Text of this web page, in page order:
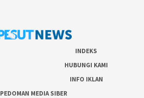
INDEKS
HUBUNGI KAMI
INFO IKLAN
PEDOMAN MEDIA SIBER